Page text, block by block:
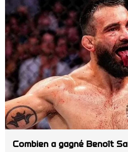
Combien a gagné Benoît